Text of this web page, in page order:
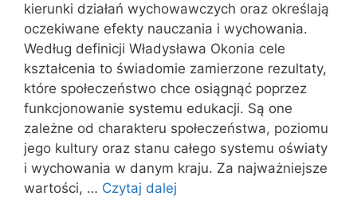
kierunki działań wychowawczych oraz określają
oczekiwane efekty nauczania i wychowania.
Według definicji Władysława Okonia cele
kształcenia to świadomie zamierzone rezultaty,
które społeczeństwo chce osiągnąć poprzez
funkcjonowanie systemu edukacji. Są one
zależne od charakteru społeczeństwa, poziomu
jego kultury oraz stanu całego systemu oświaty
i wychowania w danym kraju. Za najważniejsze
wartości, … Czytaj dalej